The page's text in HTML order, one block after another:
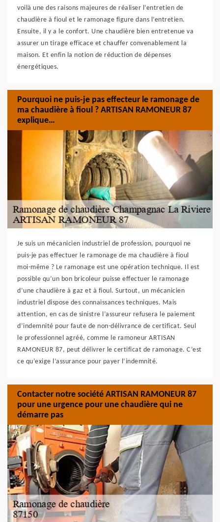
voilà une des raisons majeures de réaliser l’entretien de
chaudière à fioul et le ramonage figure dans l’entretien.
Ensuite, il y a le confort. Une chaudière bien entretenue va
assurer un tirage efficace et chauffer convenablement la
maison. Et enfin la notion de réduction de dépenses
énergétiques.
Pourquoi ne puis-je pas effecteur le ramonage de
ma chaudière à fioul ? ARTISAN RAMONEUR 87
explique…
Je suis un mécanicien industriel de profession, pourquoi ne
puis-je pas effectuer le ramonage de ma chaudière à fioul
moi-même ? Le ramonage est une opération technique. Il est
possible qu’un bon bricoleur puisse effectuer le ramonage
d’une chaudière à gaz et à fioul. Surtout, un mécanicien
industriel dispose des connaissances techniques. Mais
attention, en cas de sinistre l’assureur refusera le paiement
d’indemnité pour faute de non-délivrance de certificat. Seul
le professionnel agréé, comme le ramoneur ARTISAN
RAMONEUR 87, peut délivrer le certificat de ramonage. C’est
ce qu’exige l’assurance pour payer l’indemnité.
Contacter notre société ARTISAN RAMONEUR 87
pour une urgence pour une chaudière qui ne
démarre pas